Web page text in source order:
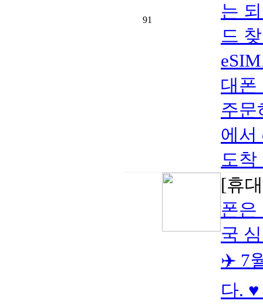
91
는
드
대폰
주문
에서
도착
[휴
폰은
국
✈️ 7
다.